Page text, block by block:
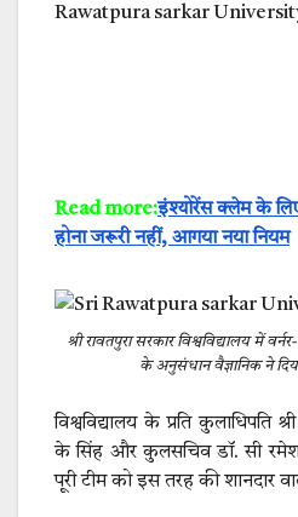
Rawatpura sarkar
Read more:इंश्योरेंस क्लेम के
होना जरूरी नहीं, आगया नया नियम
श्री रावतपुरा सरकार विश्वविद्यालय में
के अनुसंधान वैज्ञानिक ने दिया
विश्वविद्यालय के प्रति कुलाधिपति
के सिंह और कुलसचिव डॉ. सी रमेश
पूरी टीम को इस तरह की शानदार